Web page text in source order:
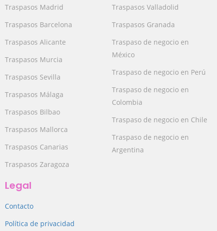
Traspasos Madrid
Traspasos Barcelona
Traspasos Alicante
Traspasos Murcia
Traspasos Sevilla
Traspasos Málaga
Traspasos Bilbao
Traspasos Mallorca
Traspasos Canarias
Traspasos Zaragoza
Traspasos Valladolid
Traspasos Granada
Traspaso de negocio en
México
Traspaso de negocio en Perú
Traspaso de negocio en
Colombia
Traspaso de negocio en Chile
Traspaso de negocio en
Argentina
Legal
Contacto
Política de privacidad